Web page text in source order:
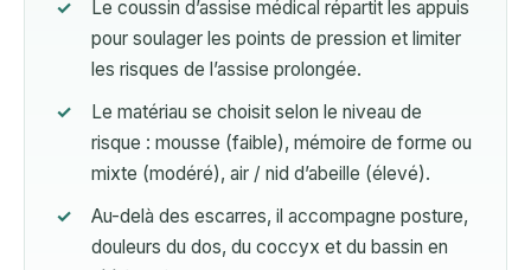
Le coussin d’assise médical répartit les appuis
pour soulager les points de pression et limiter
les risques de l’assise prolongée.
Le matériau se choisit selon le niveau de
risque : mousse (faible), mémoire de forme ou
mixte (modéré), air / nid d’abeille (élevé).
Au-delà des escarres, il accompagne posture,
douleurs du dos, du coccyx et du bassin en